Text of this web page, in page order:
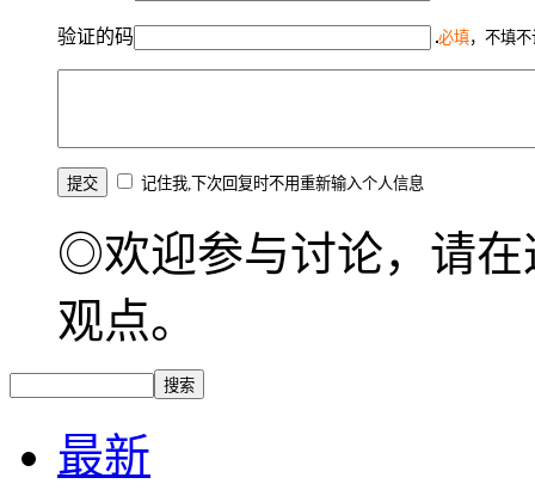
验证的码 必填，不填
记住我,下次回复时不用重新输入个人信息
◎欢迎参与讨论，请在
观点。
最新